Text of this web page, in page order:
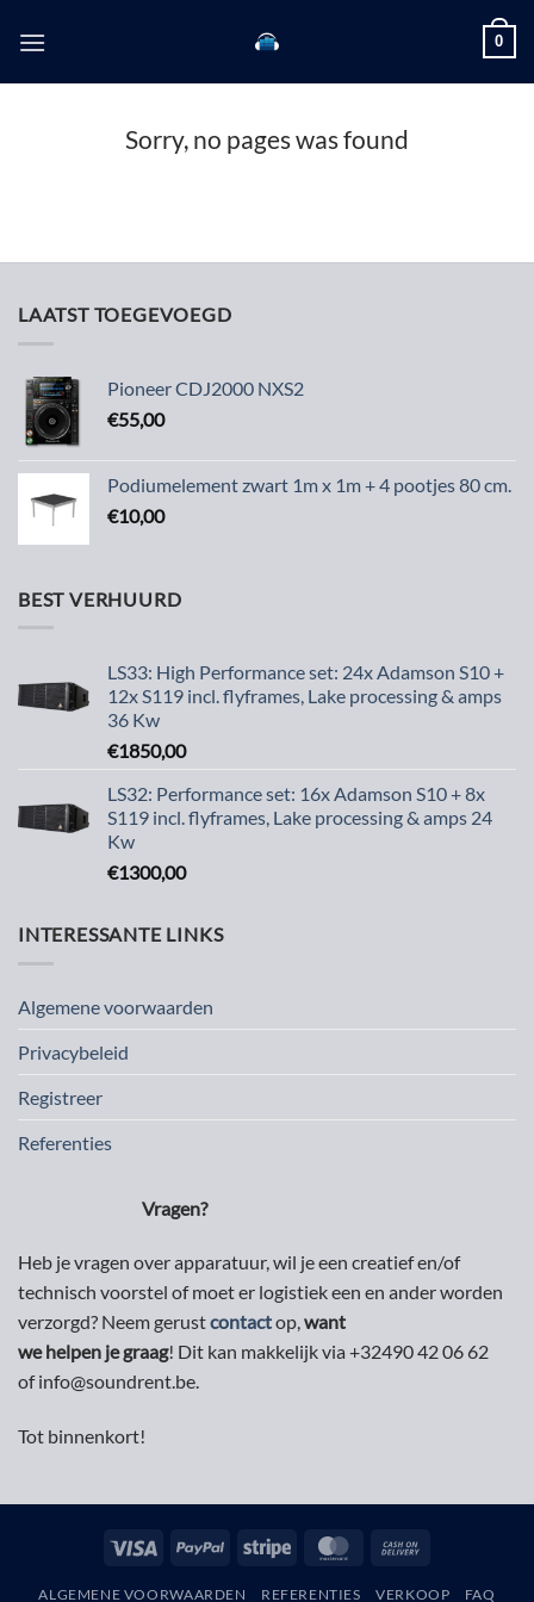
0
Sorry, no pages was found
LAATST TOEGEVOEGD
Pioneer CDJ2000 NXS2
€55,00
Podiumelement zwart 1m x 1m + 4 pootjes 80 cm.
€10,00
BEST VERHUURD
LS33: High Performance set: 24x Adamson S10 +
12x S119 incl. flyframes, Lake processing & amps
36 Kw
€1850,00
LS32: Performance set: 16x Adamson S10 + 8x
S119 incl. flyframes, Lake processing & amps 24
Kw
€1300,00
INTERESSANTE LINKS
Algemene voorwaarden
Privacybeleid
Registreer
Referenties
Vragen?
Heb je vragen over apparatuur, wil je een creatief en/of
technisch voorstel of moet er logistiek een en ander worden
verzorgd? Neem gerustcontactop,want
we helpen je graag! Dit kan makkelijk via +32490 42 06 62
of info@soundrent.be.
Tot binnenkort!
Visa PayPal Stripe MasterCard
ALGEMENE VOORWAARDEN REFERENTIES VERKOOP FAQ